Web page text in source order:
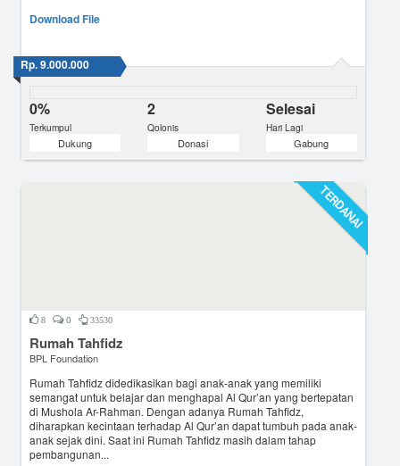
Download File
Rp. 9.000.000
0%
Terkumpul
2
Qolonis
Selesai
Hari Lagi
Dukung Donasi Gabung
TERDANAI
8 0 33530
Rumah Tahfidz
BPL Foundation
Rumah Tahfidz didedikasikan bagi anak-anak yang memiliki
semangat untuk belajar dan menghapal Al Qur’an yang bertepatan
di Mushola Ar-Rahman. Dengan adanya Rumah Tahfidz,
diharapkan kecintaan terhadap Al Qur’an dapat tumbuh pada anak-
anak sejak dini. Saat ini Rumah Tahfidz masih dalam tahap
pembangunan...